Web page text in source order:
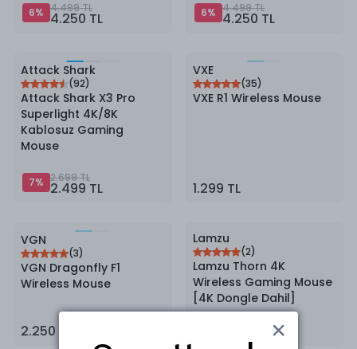
6% 4.499 TL
4.250 TL 6% 4.499 TL
4.250 TL
7%İndirim
Attack Shark
(92)
Attack Shark X3 Pro
Superlight 4K/8K
Kablosuz Gaming
Mouse
7% 2.699 TL
2.499 TL
VXE
(35)
VXE R1 Wireless Mouse
1.299 TL
VGN
(3)
VGN Dragonfly F1
Wireless Mouse
2.250 TL
Lamzu
(2)
Lamzu Thorn 4K
Wireless Gaming Mouse
[4K Dongle Dahil]